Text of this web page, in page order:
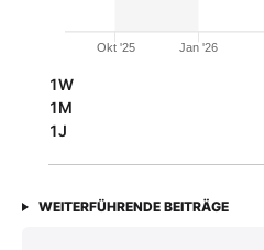
Okt '25 Jan '26
1W
1M
1J
WEITERFÜHRENDE BEITRÄGE